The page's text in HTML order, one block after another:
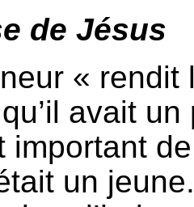
de Jésus
« rendit
avait
important
un